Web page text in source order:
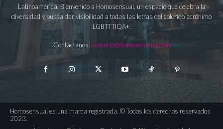
Latinoamérica. Bienvenido a Homosensual, un espacio que celebra la
diversidad y busca dar visibilidad a todas las letras del colorido acrónimo
LGBTTTIQA+.
Contáctanos: contacto@homosensual.com
Homosensual es una marca registrada. © Todos los derechos reservados
2023.